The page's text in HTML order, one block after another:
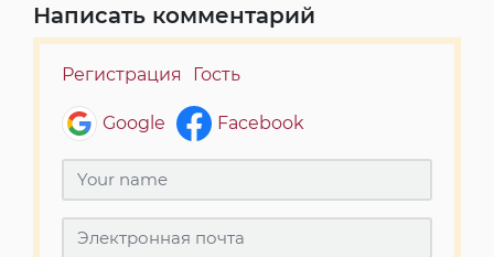
Написать комментарий
Регистрация Гость
Google Facebook